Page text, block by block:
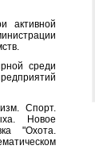
активной
среди
Спорт.
Новое
"Охота.